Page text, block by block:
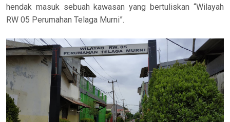
hendak masuk sebuah kawasan yang bertuliskan “Wilayah
RW 05 Perumahan Telaga Murni”.